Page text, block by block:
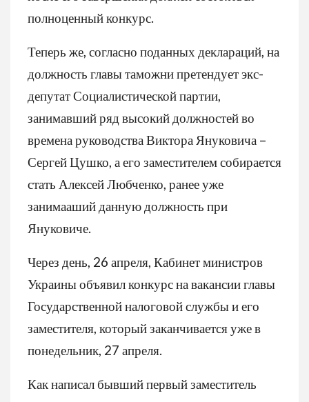
полноценный конкурс.
Теперь же, согласно поданных деклараций, на
должность главы таможни претендует экс-
депутат Социалистической партии,
занимавший ряд высокий должностей во
времена руководства Виктора Януковича –
Сергей Цушко, а его заместителем собирается
стать Алексей Любченко, ранее уже
занимааший данную должность при
Януковиче.
Через день, 26 апреля, Кабинет министров
Украины объявил конкурс на вакансии главы
Государственной налоговой службы и его
заместителя, который заканчивается уже в
понедельник, 27 апреля.
Как написал бывший первый заместитель